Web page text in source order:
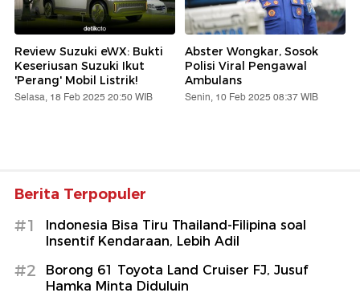
Review Suzuki eWX: Bukti
Keseriusan Suzuki Ikut
'Perang' Mobil Listrik!
Selasa, 18 Feb 2025 20:50 WIB
Abster Wongkar, Sosok
Polisi Viral Pengawal
Ambulans
Senin, 10 Feb 2025 08:37 WIB
Berita Terpopuler
#1
Indonesia Bisa Tiru Thailand-Filipina soal
Insentif Kendaraan, Lebih Adil
#2
Borong 61 Toyota Land Cruiser FJ, Jusuf
Hamka Minta Diduluin